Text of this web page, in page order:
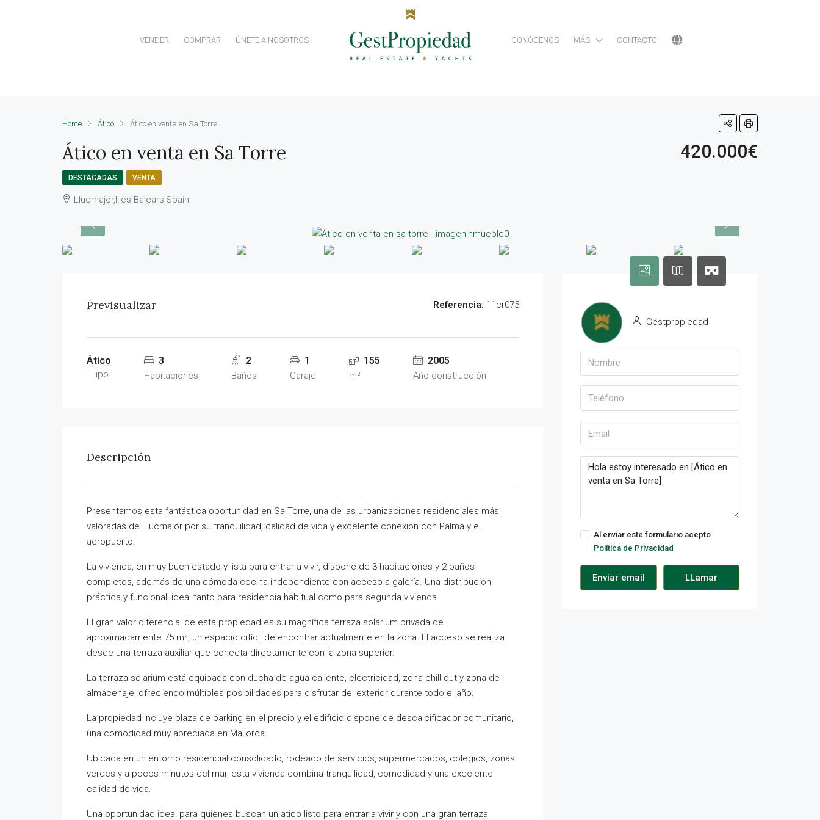
VENDER COMPRAR ÚNETE A NOSOTROS CONÓCENOS MÁS CONTACTO
Home Ático Ático en venta en Sa Torre
Ático en venta en Sa Torre 420.000€
DESTACADAS VENTA
Llucmajor,Illes Balears,Spain
Previsualizar Referencia: 11cr075
Ático
¨Tipo
3
Habitaciones
2
Baños
1
Garaje
155
m²
2005
Año construcción
Descripción
Presentamos esta fantástica oportunidad en Sa Torre, una de las urbanizaciones residenciales más
valoradas de Llucmajor por su tranquilidad, calidad de vida y excelente conexión con Palma y el
aeropuerto.
La vivienda, en muy buen estado y lista para entrar a vivir, dispone de 3 habitaciones y 2 baños
completos, además de una cómoda cocina independiente con acceso a galería. Una distribución
práctica y funcional, ideal tanto para residencia habitual como para segunda vivienda.
El gran valor diferencial de esta propiedad es su magnífica terraza solárium privada de
aproximadamente 75 m², un espacio difícil de encontrar actualmente en la zona. El acceso se realiza
desde una terraza auxiliar que conecta directamente con la zona superior.
La terraza solárium está equipada con ducha de agua caliente, electricidad, zona chill out y zona de
almacenaje, ofreciendo múltiples posibilidades para disfrutar del exterior durante todo el año.
La propiedad incluye plaza de parking en el precio y el edificio dispone de descalcificador comunitario,
una comodidad muy apreciada en Mallorca.
Ubicada en un entorno residencial consolidado, rodeado de servicios, supermercados, colegios, zonas
verdes y a pocos minutos del mar, esta vivienda combina tranquilidad, comodidad y una excelente
calidad de vida.
Una oportunidad ideal para quienes buscan un ático listo para entrar a vivir y con una gran terraza
Gestpropiedad
Al enviar este formulario acepto
Política de Privacidad
Enviar email LLamar